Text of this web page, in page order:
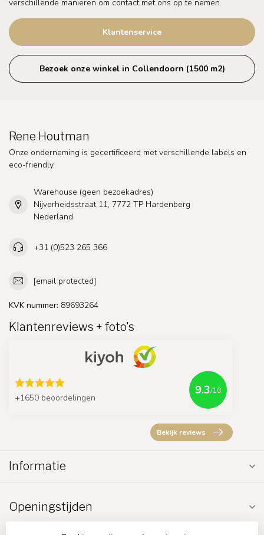
verschillende manieren om contact met ons op te nemen.
Klantenservice
Bezoek onze winkel in Collendoorn (1500 m2)
Rene Houtman
Onze onderneming is gecertificeerd met verschillende labels en
eco-friendly.
Warehouse (geen bezoekadres)
Nijverheidsstraat 11, 7772 TP Hardenberg
Nederland
+31 (0)523 265 366
[email protected]
KVK nummer: 89693264
Klantenreviews + foto's
+1650 beoordelingen
9.3/10
Bekijk reviews
Informatie
Openingstijden